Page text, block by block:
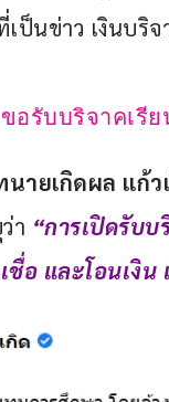
เป็นข่าว เงินบ
ขอรับบริจาคเ
นายเกิดผล แก้ว
า “การเปิดรับ
อ และโอนเงิ